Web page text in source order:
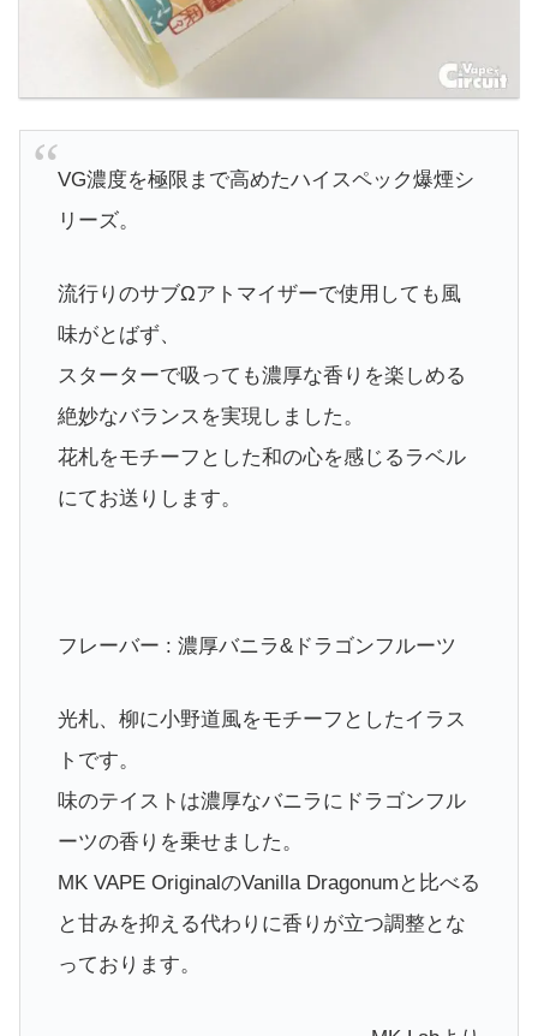
VG濃度を極限まで高めたハイスペック爆煙シ
リーズ。
流行りのサブΩアトマイザーで使用しても風
味がとばず、
スターターで吸っても濃厚な香りを楽しめる
絶妙なバランスを実現しました。
花札をモチーフとした和の心を感じるラベル
にてお送りします。
フレーバー : 濃厚バニラ&ドラゴンフルーツ
光札、柳に小野道風をモチーフとしたイラス
トです。
味のテイストは濃厚なバニラにドラゴンフル
ーツの香りを乗せました。
MK VAPE OriginalのVanilla Dragonumと比べる
と甘みを抑える代わりに香りが立つ調整とな
っております。